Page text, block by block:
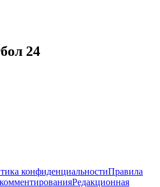
24
конфиденциальностиПравила
Редакционная